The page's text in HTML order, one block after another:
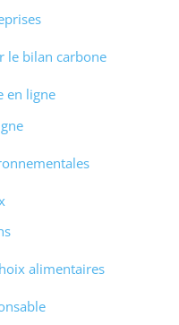
le bilan carbone
en ligne
alimentaires